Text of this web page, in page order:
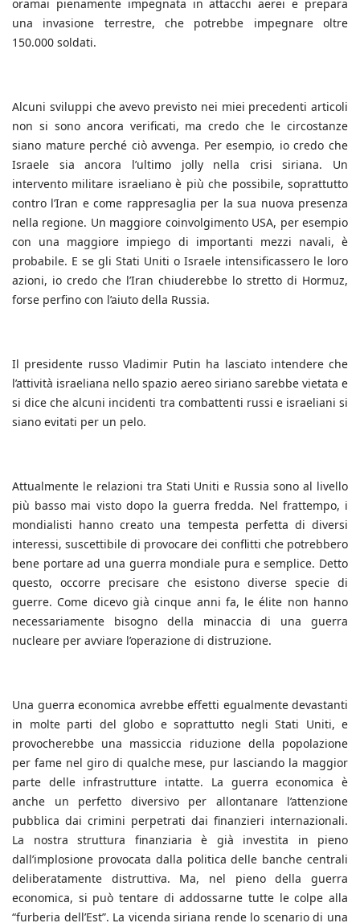
oramai pienamente impegnata in attacchi aerei e prepara
una invasione terrestre, che potrebbe impegnare oltre
150.000 soldati.
Alcuni sviluppi che avevo previsto nei miei precedenti articoli
non si sono ancora verificati, ma credo che le circostanze
siano mature perché ciò avvenga. Per esempio, io credo che
Israele sia ancora l’ultimo jolly nella crisi siriana. Un
intervento militare israeliano è più che possibile, soprattutto
contro l’Iran e come rappresaglia per la sua nuova presenza
nella regione. Un maggiore coinvolgimento USA, per esempio
con una maggiore impiego di importanti mezzi navali, è
probabile. E se gli Stati Uniti o Israele intensificassero le loro
azioni, io credo che l’Iran chiuderebbe lo stretto di Hormuz,
forse perfino con l’aiuto della Russia.
Il presidente russo Vladimir Putin ha lasciato intendere che
l’attività israeliana nello spazio aereo siriano sarebbe vietata e
si dice che alcuni incidenti tra combattenti russi e israeliani si
siano evitati per un pelo.
Attualmente le relazioni tra Stati Uniti e Russia sono al livello
più basso mai visto dopo la guerra fredda. Nel frattempo, i
mondialisti hanno creato una tempesta perfetta di diversi
interessi, suscettibile di provocare dei conflitti che potrebbero
bene portare ad una guerra mondiale pura e semplice. Detto
questo, occorre precisare che esistono diverse specie di
guerre. Come dicevo già cinque anni fa, le élite non hanno
necessariamente bisogno della minaccia di una guerra
nucleare per avviare l’operazione di distruzione.
Una guerra economica avrebbe effetti egualmente devastanti
in molte parti del globo e soprattutto negli Stati Uniti, e
provocherebbe una massiccia riduzione della popolazione
per fame nel giro di qualche mese, pur lasciando la maggior
parte delle infrastrutture intatte. La guerra economica è
anche un perfetto diversivo per allontanare l’attenzione
pubblica dai crimini perpetrati dai finanzieri internazionali.
La nostra struttura finanziaria è già investita in pieno
dall’implosione provocata dalla politica delle banche centrali
deliberatamente distruttiva. Ma, nel pieno della guerra
economica, si può tentare di addossarne tutte le colpe alla
“furberia dell’Est”. La vicenda siriana rende lo scenario di una